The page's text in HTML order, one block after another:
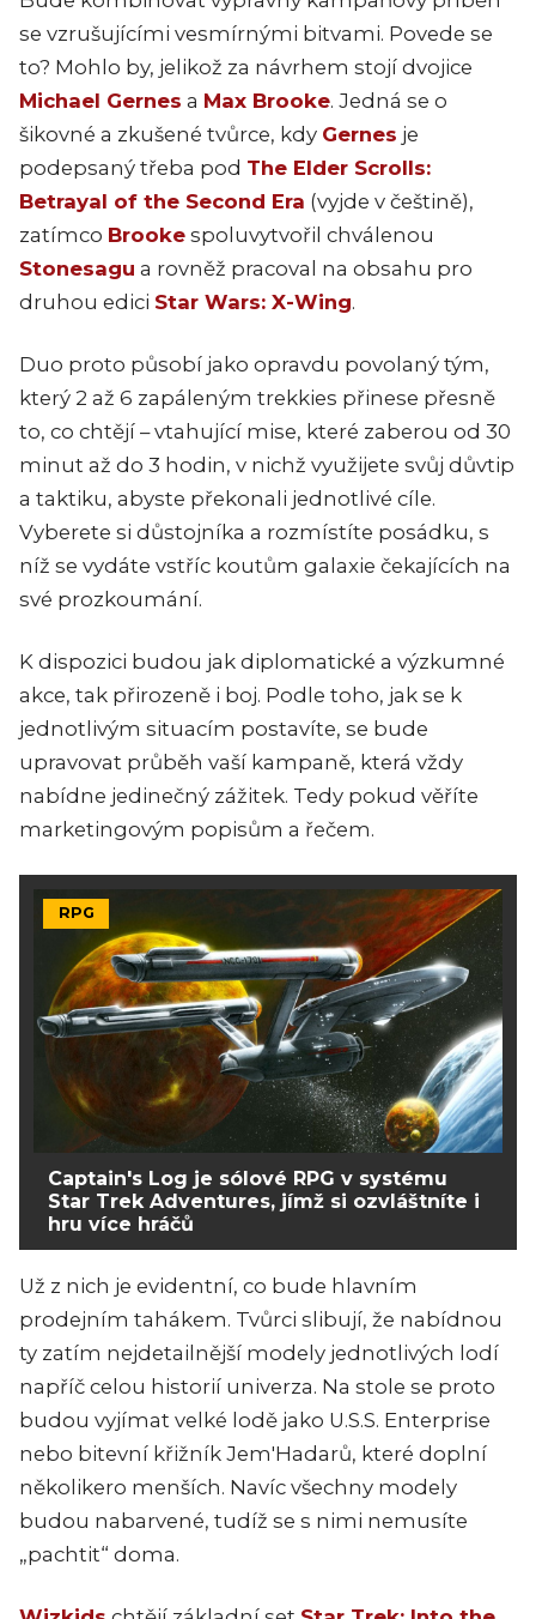
se vzrušujícími vesmírnými bitvami. Povede se
to? Mohlo by, jelikož za návrhem stojí dvojice
Michael Gernes a Max Brooke. Jedná se o
šikovné a zkušené tvůrce, kdy Gernes je
podepsaný třeba pod The Elder Scrolls:
Betrayal of the Second Era (vyjde v češtině),
zatímco Brooke spoluvytvořil chválenou
Stonesagu a rovněž pracoval na obsahu pro
druhou edici Star Wars: X-Wing.
Duo proto působí jako opravdu povolaný tým,
který 2 až 6 zapáleným trekkies přinese přesně
to, co chtějí – vtahující mise, které zaberou od 30
minut až do 3 hodin, v nichž využijete svůj důvtip
a taktiku, abyste překonali jednotlivé cíle.
Vyberete si důstojníka a rozmístíte posádku, s
níž se vydáte vstříc koutům galaxie čekajících na
své prozkoumání.
K dispozici budou jak diplomatické a výzkumné
akce, tak přirozeně i boj. Podle toho, jak se k
jednotlivým situacím postavíte, se bude
upravovat průběh vaší kampaně, která vždy
nabídne jedinečný zážitek. Tedy pokud věříte
marketingovým popisům a řečem.
RPG
Captain's Log je sólové RPG v systému
Star Trek Adventures, jímž si ozvláštníte i
hru více hráčů
Už z nich je evidentní, co bude hlavním
prodejním tahákem. Tvůrci slibují, že nabídnou
ty zatím nejdetailnější modely jednotlivých lodí
napříč celou historií univerza. Na stole se proto
budou vyjímat velké lodě jako U.S.S. Enterprise
nebo bitevní křižník Jem'Hadarů, které doplní
několikero menších. Navíc všechny modely
budou nabarvené, tudíž se s nimi nemusíte
„pachtit“ doma.